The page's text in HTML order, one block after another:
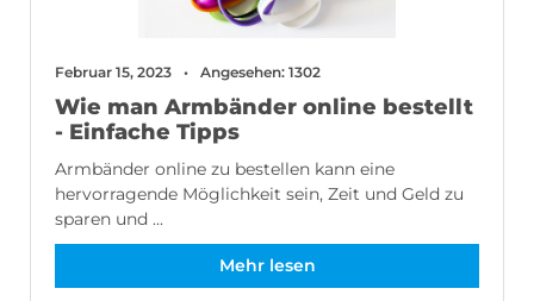
Februar 15, 2023 Angesehen: 1302
Wie man Armbänder online bestellt
- Einfache Tipps
Armbänder online zu bestellen kann eine
hervorragende Möglichkeit sein, Zeit und Geld zu
sparen und ...
Mehr lesen